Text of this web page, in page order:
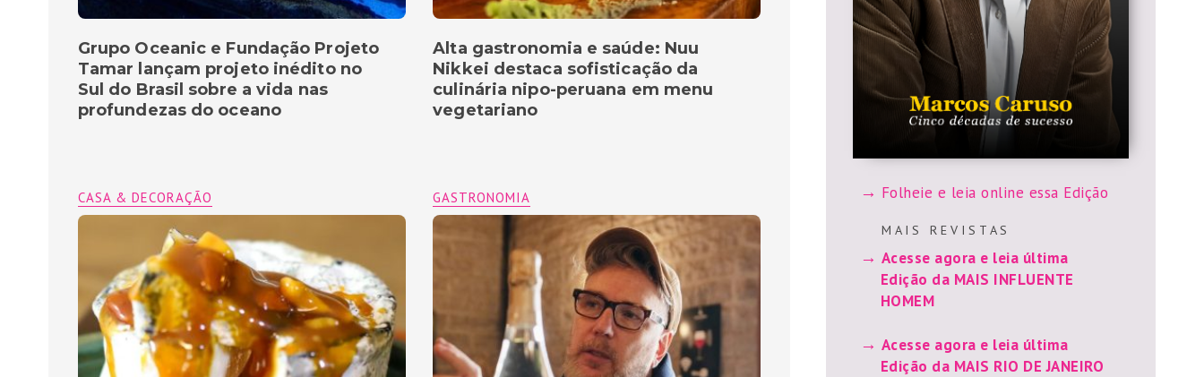
Alta gastronomia e saúde: Nuu
Nikkei destaca sofisticação da
culinária nipo-peruana em menu
vegetariano
Grupo Oceanic e Fundação Projeto
Tamar lançam projeto inédito no
Sul do Brasil sobre a vida nas
profundezas do oceano
GASTRONOMIA
CASA & DECORAÇÃO Folheie e leia online essa Edição
M A I S R E V I S T A S
Acesse agora e leia última
Edição da MAIS INFLUENTE
HOMEM
Acesse agora e leia última
Edição da MAIS RIO DE JANEIRO